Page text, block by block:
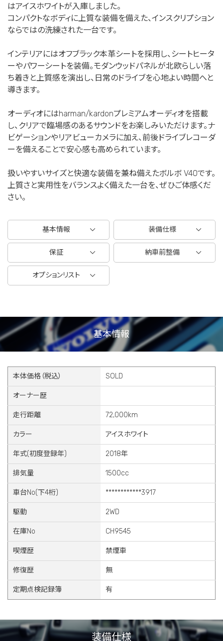
はアイスホワイトが入庫しました。
コンパクトなボディに上質な装備を備えた、インスクリプション
ならではの洗練された一台です。
インテリアにはオフブラック本革シートを採用し、シートヒータ
ーやパワーシートを装備。モダンウッドパネルが北欧らしい落
ち着きと上質感を演出し、日常のドライブを心地よい時間へと
導きます。
オーディオにはharman/kardonプレミアムオーディオを搭載
し、クリアで臨場感のあるサウンドをお楽しみいただけます。ナ
ビゲーションやリアビューカメラに加え、前後ドライブレコーダ
ーを備えることで安心感も高められています。
扱いやすいサイズと快適な装備を兼ね備えたボルボ V40です。
上質さと実用性をバランスよく備えた一台を、ぜひご体感くだ
さい。
基本情報 装備仕様
保証 納車前整備
オプションリスト
基本情報
本体価格（税込） SOLD
オーナー歴
走行距離 72,000km
カラー アイスホワイト
年式(初度登録年) 2018年
排気量 1500cc
車台No(下4桁) ************3917
駆動 2WD
在庫No CH9545
喫煙歴 禁煙車
修復歴 無
定期点検記録簿 有
装備仕様